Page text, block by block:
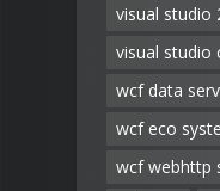
visual studio
visual studio
wcf data
wcf eco
wcf webhttp